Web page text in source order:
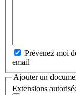
Prévenez-moi
email
Ajouter un
Extensions